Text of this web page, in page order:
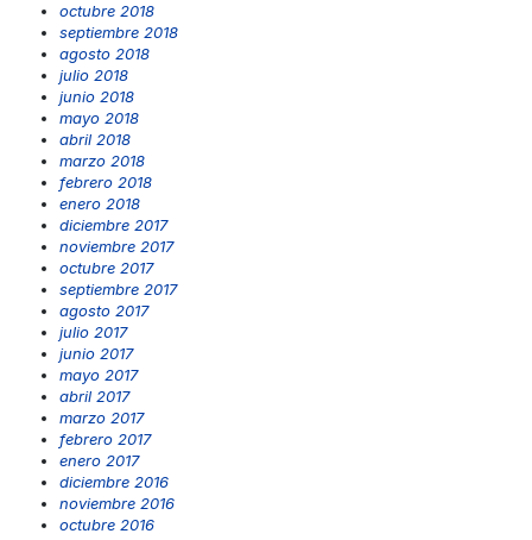
octubre 2018
septiembre 2018
agosto 2018
julio 2018
junio 2018
mayo 2018
abril 2018
marzo 2018
febrero 2018
enero 2018
diciembre 2017
noviembre 2017
octubre 2017
septiembre 2017
agosto 2017
julio 2017
junio 2017
mayo 2017
abril 2017
marzo 2017
febrero 2017
enero 2017
diciembre 2016
noviembre 2016
octubre 2016